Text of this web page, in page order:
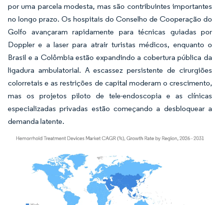
por uma parcela modesta, mas são contribuintes importantes
no longo prazo. Os hospitais do Conselho de Cooperação do
Golfo avançaram rapidamente para técnicas guiadas por
Doppler e a laser para atrair turistas médicos, enquanto o
Brasil e a Colômbia estão expandindo a cobertura pública da
ligadura ambulatorial. A escassez persistente de cirurgiões
colorretais e as restrições de capital moderam o crescimento,
mas os projetos piloto de tele-endoscopia e as clínicas
especializadas privadas estão começando a desbloquear a
demanda latente.